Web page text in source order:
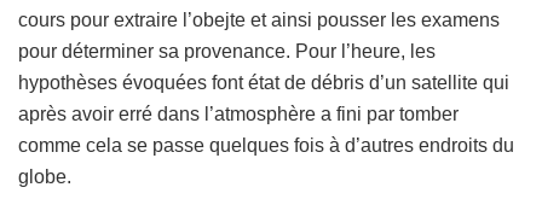
cours pour extraire l’obejte et ainsi pousser les examens
pour déterminer sa provenance. Pour l’heure, les
hypothèses évoquées font état de débris d’un satellite qui
après avoir erré dans l’atmosphère a fini par tomber
comme cela se passe quelques fois à d’autres endroits du
globe.